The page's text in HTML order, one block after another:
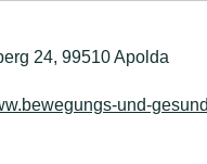
24, 99510 Apolda
und-